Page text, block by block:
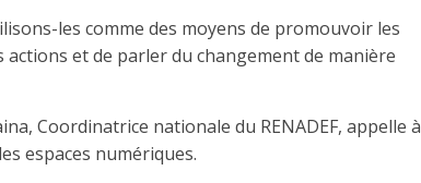
les comme des moyens de promouvoir les
et de parler du changement de manière
Coordinatrice nationale du RENADEF, appelle à
espaces numériques.